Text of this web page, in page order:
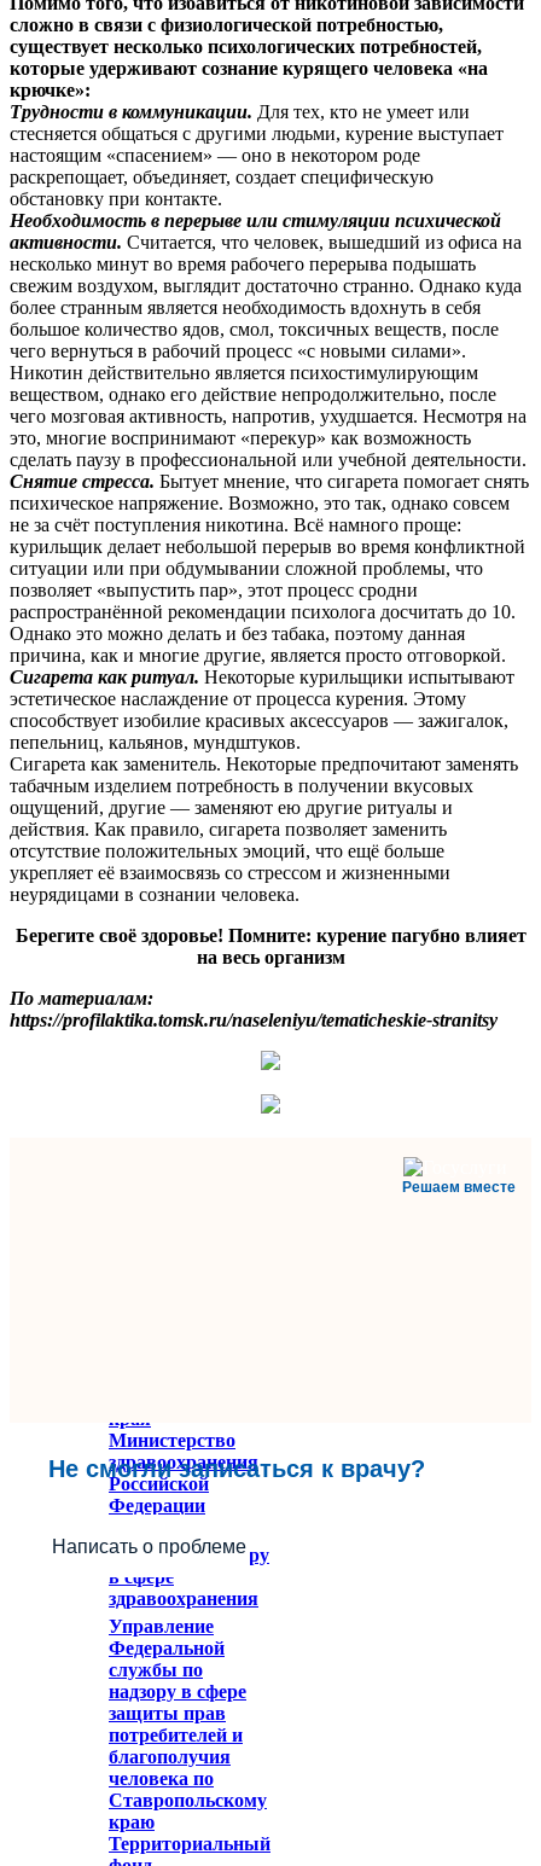
сложно в связи с физиологической потребностью,
существует несколько психологических потребностей,
которые удерживают сознание курящего человека «на
крючке»:
Трудности в коммуникации. Для тех, кто не умеет или
стесняется общаться с другими людьми, курение выступает
настоящим «спасением» — оно в некотором роде
раскрепощает, объединяет, создает специфическую
обстановку при контакте.
Необходимость в перерыве или стимуляции психической
активности. Считается, что человек, вышедший из офиса на
несколько минут во время рабочего перерыва подышать
свежим воздухом, выглядит достаточно странно. Однако куда
более странным является необходимость вдохнуть в себя
большое количество ядов, смол, токсичных веществ, после
чего вернуться в рабочий процесс «с новыми силами».
Никотин действительно является психостимулирующим
веществом, однако его действие непродолжительно, после
чего мозговая активность, напротив, ухудшается. Несмотря на
это, многие воспринимают «перекур» как возможность
сделать паузу в профессиональной или учебной деятельности.
Снятие стресса. Бытует мнение, что сигарета помогает снять
психическое напряжение. Возможно, это так, однако совсем
не за счёт поступления никотина. Всё намного проще:
курильщик делает небольшой перерыв во время конфликтной
ситуации или при обдумывании сложной проблемы, что
позволяет «выпустить пар», этот процесс сродни
распространённой рекомендации психолога досчитать до 10.
Однако это можно делать и без табака, поэтому данная
причина, как и многие другие, является просто отговоркой.
Сигарета как ритуал. Некоторые курильщики испытывают
эстетическое наслаждение от процесса курения. Этому
способствует изобилие красивых аксессуаров — зажигалок,
пепельниц, кальянов, мундштуков.
Сигарета как заменитель. Некоторые предпочитают заменять
табачным изделием потребность в получении вкусовых
ощущений, другие — заменяют ею другие ритуалы и
действия. Как правило, сигарета позволяет заменить
отсутствие положительных эмоций, что ещё больше
укрепляет её взаимосвязь со стрессом и жизненными
неурядицами в сознании человека.
Берегите своё здоровье! Помните: курение пагубно влияет
на весь организм
По материалам:
https://profilaktika.tomsk.ru/naseleniyu/tematicheskie-stranitsy
Решаем вместе
Не смогли записаться к врачу?
Написать о проблеме
края
Министерство
здравоохранения
Российской
Федерации
Федеральное
служба по надзору
в сфере
здравоохранения
Управление
Федеральной
службы по
надзору в сфере
защиты прав
потребителей и
благополучия
человека по
Ставропольскому
краю
Территориальный